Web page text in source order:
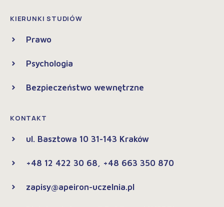
KIERUNKI STUDIÓW
Prawo
Psychologia
Bezpieczeństwo wewnętrzne
KONTAKT
ul. Basztowa 10 31-143 Kraków
+48 12 422 30 68, +48 663 350 870
zapisy@apeiron-uczelnia.pl